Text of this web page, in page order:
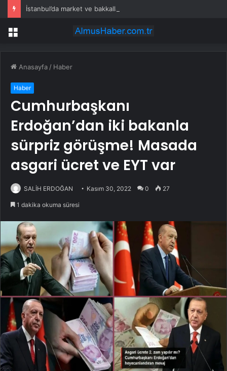
Menü
Anasayfa / Haber
Haber
Cumhurbaşkanı
Erdoğan’dan iki bakanla
sürpriz görüşme! Masada
asgari ücret ve EYT var
SALİH ERDOĞAN Kasım 30, 2022 0 27
1 dakika okuma süresi